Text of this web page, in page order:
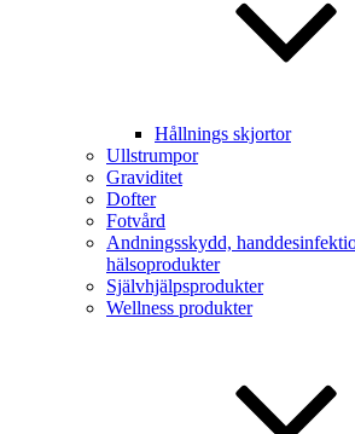
Hållnings skjortor
Ullstrumpor
Graviditet
Dofter
Fotvård
Andningsskydd,
hälsoprodukter
Självhjälpsprodukter
Wellness produkter